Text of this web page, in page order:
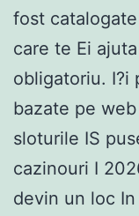
fost
care te Ei
obligatoriu. I?i
bazate pe
sloturile IS
cazinouri I
devin un loc